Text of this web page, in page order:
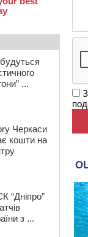
...
Черкаси
кошти на
“Дніпро”
з ...